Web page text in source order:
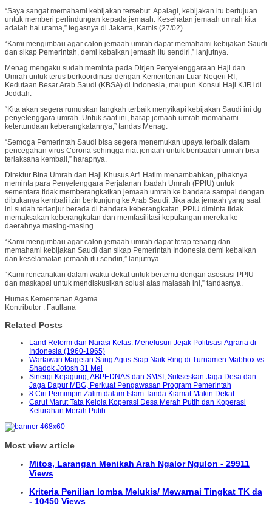
“Saya sangat memahami kebijakan tersebut. Apalagi, kebijakan itu bertujuan
untuk memberi perlindungan kepada jemaah. Kesehatan jemaah umrah kita
adalah hal utama,” tegasnya di Jakarta, Kamis (27/02).
“Kami mengimbau agar calon jemaah umrah dapat memahami kebijakan Saudi
dan sikap Pemerintah, demi kebaikan jemaah itu sendiri,” lanjutnya.
Menag mengaku sudah meminta pada Dirjen Penyelenggaraan Haji dan
Umrah untuk terus berkoordinasi dengan Kementerian Luar Negeri RI,
Kedutaan Besar Arab Saudi (KBSA) di Indonesia, maupun Konsul Haji KJRI di
Jeddah.
“Kita akan segera rumuskan langkah terbaik menyikapi kebijakan Saudi ini dg
penyelenggara umrah. Untuk saat ini, harap jemaah umrah memahami
ketertundaan keberangkatannya,” tandas Menag.
“Semoga Pemerintah Saudi bisa segera menemukan upaya terbaik dalam
pencegahan virus Corona sehingga niat jemaah untuk beribadah umrah bisa
terlaksana kembali,” harapnya.
Direktur Bina Umrah dan Haji Khusus Arfi Hatim menambahkan, pihaknya
meminta para Penyelenggara Perjalanan Ibadah Umrah (PPIU) untuk
sementara tidak memberangkatkan jemaah umrah ke bandara sampai dengan
dibukanya kembali izin berkunjung ke Arab Saudi. Jika ada jemaah yang saat
ini sudah terlanjur berada di bandara keberangkatan, PPIU diminta tidak
memaksakan keberangkatan dan memfasilitasi kepulangan mereka ke
daerahnya masing-masing.
“Kami mengimbau agar calon jemaah umrah dapat tetap tenang dan
memahami kebijakan Saudi dan sikap Pemerintah Indonesia demi kebaikan
dan keselamatan jemaah itu sendiri,” lanjutnya.
“Kami rencanakan dalam waktu dekat untuk bertemu dengan asosiasi PPIU
dan maskapai untuk mendiskusikan solusi atas malasah ini,” tandasnya.
Humas Kementerian Agama
Kontributor : Faullana
Related Posts
Land Reform dan Narasi Kelas: Menelusuri Jejak Politisasi Agraria di
Indonesia (1960-1965)
Wartawan Magetan Sang Agus Siap Naik Ring di Turnamen Mabhox vs
Shadok Jotosh 31 Mei
Sinergi Kejagung, ABPEDNAS dan SMSI, Sukseskan Jaga Desa dan
Jaga Dapur MBG, Perkuat Pengawasan Program Pemerintah
8 Ciri Pemimpin Zalim dalam Islam Tanda Kiamat Makin Dekat
Carut Marut Tata Kelola Koperasi Desa Merah Putih dan Koperasi
Kelurahan Merah Putih
Most view article
Mitos, Larangan Menikah Arah Ngalor Ngulon - 29911
Views
Kriteria Penilian lomba Melukis/ Mewarnai Tingkat TK da
- 10450 Views